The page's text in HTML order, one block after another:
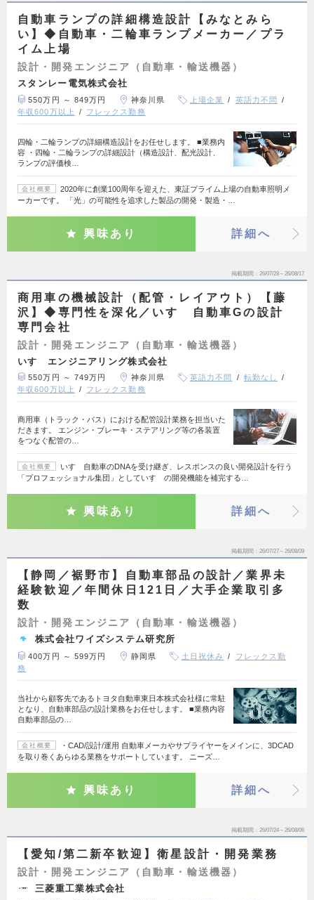
自動車ランプの詳細構造設計【みなとみら
い】◆自動車・二輪車ランプメーカー／プラ
イム上場
設計・開発エンジニア（自動車・輸送機器）
スタンレー電気株式会社
550万円 ～ 849万円 神奈川県 上場企業
英語力不問
年収600万以上
フレックス勤務
四輪・二輪ランプの詳細構造設計をお任せします。 ■業務内
容 ・四輪・二輪ランプの詳細設計（構造設計、配光設計、
ランプの評価検…
会社概要
2020年に創業100周年を迎えた、東証プライム上場の自動車照明メ
ーカーです。 「光」の可能性を追求した製品の開発・製造・…
興味あり 詳細へ
掲載期間 26/07/28～26/08/17
商用車の機械設計（配管・レイアウト）【藤
沢】◆専門性を深化／いすゞ自動車Gの設計
専門会社
設計・開発エンジニア（自動車・輸送機器）
いすゞエンジニアリング株式会社
550万円 ～ 749万円 神奈川県 英語力不問
転勤なし
年収600万以上
フレックス勤務
商用車（トラック・バス）における配管設計業務を担当いた
だきます。 エンジン・ブレーキ・ステアリング等の各装置
をつなぐ配管の…
会社概要
いすゞ自動車のDNAを受け継ぎ、レスポンスの良い開発設計を行う
「プロフェッショナル集団」としていすゞの開発機能を補完する…
興味あり 詳細へ
掲載期間 26/07/27～26/08/09
【静岡／裾野市】自動車部品の設計／業界未
経験歓迎／年間休日121日／大手企業取引多
数
設計・開発エンジニア（自動車・輸送機器）
株式会社ワイズシステム研究所
400万円 ～ 599万円 静岡県 土日祝休み
フレックス勤
務
当社から顧客先であるトヨタ自動車東日本株式会社様に常駐
となり、自動車部品の設計業務をお任せします。 ■業務内容
自動車部品の…
会社概要
・CAD/設計/運用 自動車メーカやサプライヤーをメインに、3DCAD
を取り巻くあらゆる業務をサポートしています。 ニーズ…
興味あり 詳細へ
掲載期間 26/07/24～26/08/06
【愛知/第二新卒歓迎】衛星設計・開発業務
設計・開発エンジニア（自動車・輸送機器）
三菱重工業株式会社